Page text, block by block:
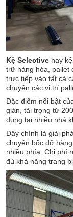
Kệ Selective hay
trữ hàng hóa, pallet
trực tiếp vào tất cả
chuyển các vị trí
Đặc điểm nổi bật
giản, tải trọng từ
dụng tại nhiều nhà
Đây chính là giải
chuyển bốc dỡ
nhiều phía. Chi phí
đủ khả năng trang